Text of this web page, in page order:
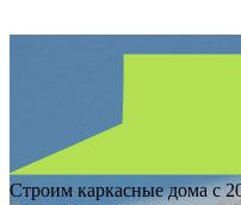
Строим каркасные дома с